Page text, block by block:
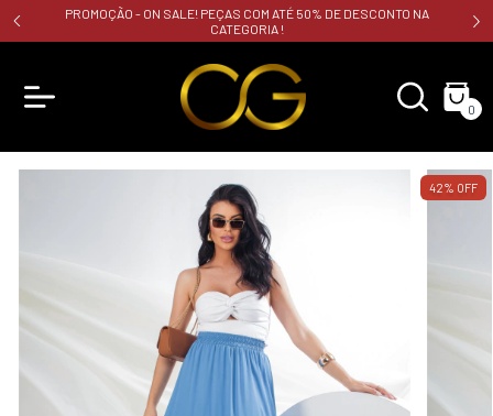
PROMOÇÃO - ON SALE! PEÇAS COM ATÉ 50% DE DESCONTO NA
CATEGORIA !
0
42% OFF